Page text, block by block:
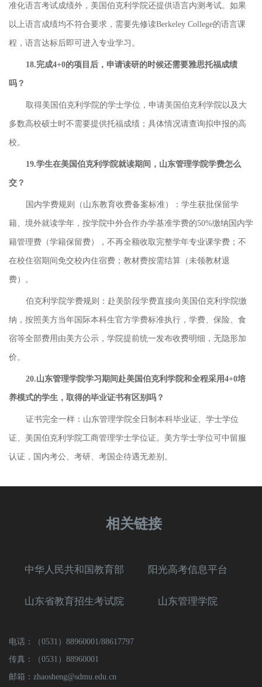
准化语言考试成绩外，美国伯克利学院还提供语言内测考试。如果
以上语言成绩均不符合要求，需要先修读Berkeley College的语言课
程，语言达标后即可进入专业学习。
18.完成4+0的项目后，申请读研的时候还需要雅思托福成绩
吗？
取得美国伯克利学院的学士学位，申请美国伯克利学院以及大
多数高校硕士时不需要提供托福成绩；具体情况请查询拟申报的高
校。
19.学生在美国伯克利学院就读期间，山东管理学院学费怎么
交？
国内学费规则（山东教育收费备案标准）：学生获批保留学
籍、境外就读学年，按学院中外合作办学基准学费的50%缴纳国内学
籍管理费（学籍保留费），不再全额收取完整学年专业课学费；不
在校住宿期间免交校内住宿费；教材费按需结算（未领教材退
费）。
伯克利学院学费规则：赴美阶段学费直接向美国伯克利学院缴
纳，按照美方当年国际本科生官方学费标准执行，学费、保险、食
宿等全部费用由美方公示，学院提前统一发布收费明细，无隐形加
价。
20.山东管理学院学习期间赴美国伯克利学院和全程采用4+0培
养模式的学生，取得的毕业证书有区别吗？
证书完全一样：山东管理学院全日制本科毕业证、学士学位
证、美国伯克利学院工商管理学士学位证。美方学士学位可中留服
认证，国内考公、考研、考国企待遇无差别。
相关链接
中华人民共和国教育部 阳光高考信息平台
山东省教育招生考试院 山东管理学院
电话：（0531）88960001/88617797
传真：（0531）88960001
邮箱：zhaosheng@sdmu.edu.cn